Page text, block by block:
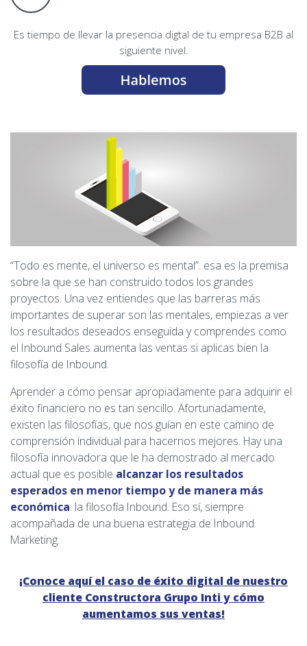
Es tiempo de llevar la presencia digtal de tu empresa B2B al
siguiente nivel.
“Todo es mente, el universo es mental”. esa es la premisa
sobre la que se han construido todos los grandes
proyectos. Una vez entiendes que las barreras más
importantes de superar son las mentales, empiezas a ver
los resultados deseados enseguida y comprendes como
el Inbound Sales aumenta las ventas si aplicas bien la
filosofía de Inbound.
Aprender a cómo pensar apropiadamente para adquirir el
éxito financiero no es tan sencillo. Afortunadamente,
existen las filosofías, que nos guían en este camino de
comprensión individual para hacernos mejores. Hay una
filosofía innovadora que le ha demostrado al mercado
actual que es posible alcanzar los resultados
esperados en menor tiempo y de manera más
económica: la filosofía Inbound. Eso sí, siempre
acompañada de una buena estrategia de Inbound
Marketing.
¡Conoce aquí el caso de éxito digital de nuestro
cliente Constructora Grupo Inti y cómo
aumentamos sus ventas!